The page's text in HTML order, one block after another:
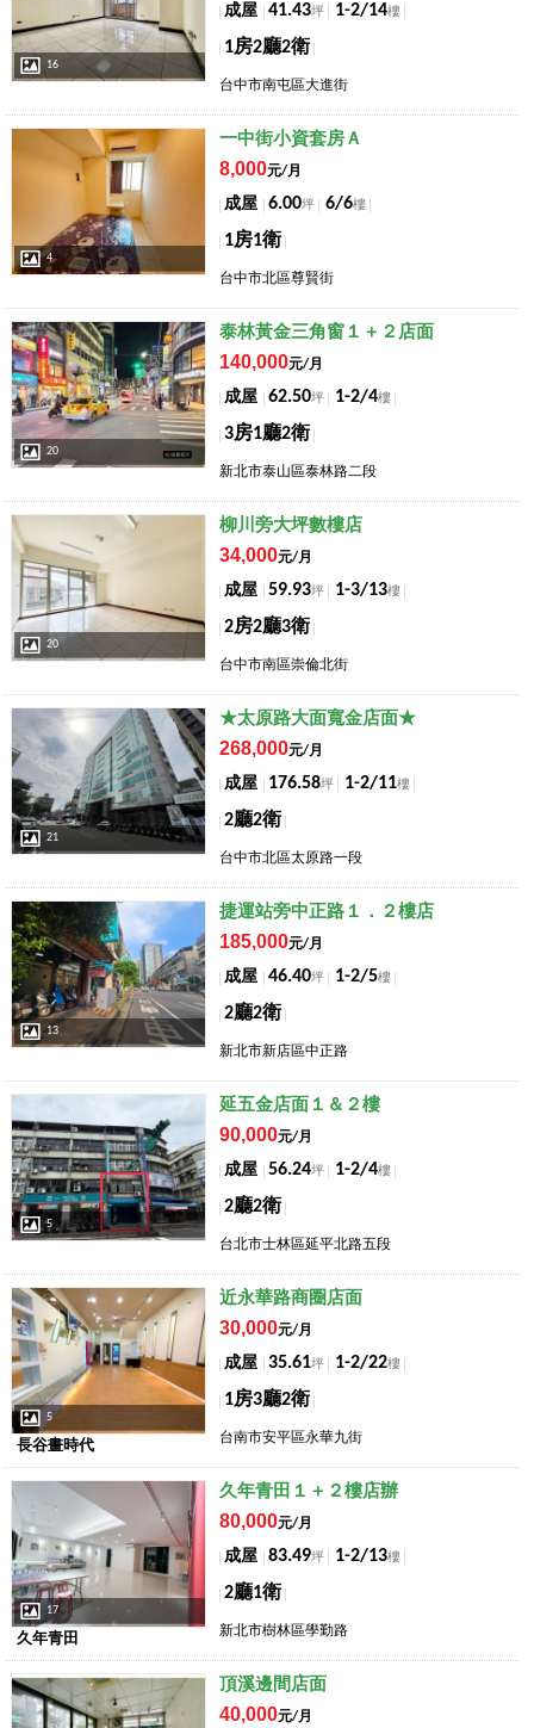
16
成屋 41.43坪 1-2/14樓
1房2廳2衛
台中市南屯區大進街
店長推薦
4
一中街小資套房Ａ
8,000元/月
成屋 6.00坪 6/6樓
1房1衛
台中市北區尊賢街
店長推薦
20
泰林黃金三角窗１＋２店面
140,000元/月
成屋 62.50坪 1-2/4樓
3房1廳2衛
新北市泰山區泰林路二段
20
柳川旁大坪數樓店
34,000元/月
成屋 59.93坪 1-3/13樓
2房2廳3衛
台中市南區崇倫北街
店長推薦
21
★太原路大面寬金店面★
268,000元/月
成屋 176.58坪 1-2/11樓
2廳2衛
台中市北區太原路一段
店長推薦
13
捷運站旁中正路１．２樓店
185,000元/月
成屋 46.40坪 1-2/5樓
2廳2衛
新北市新店區中正路
5
延五金店面１＆２樓
90,000元/月
成屋 56.24坪 1-2/4樓
2廳2衛
台北市士林區延平北路五段
店長推薦
5
長谷畫時代
近永華路商圈店面
30,000元/月
成屋 35.61坪 1-2/22樓
1房3廳2衛
台南市安平區永華九街
17
久年青田
久年青田１＋２樓店辦
80,000元/月
成屋 83.49坪 1-2/13樓
2廳1衛
新北市樹林區學勤路
店長推薦 頂溪邊間店面
40,000元/月